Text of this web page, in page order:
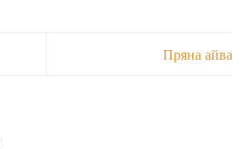
Пряна айва